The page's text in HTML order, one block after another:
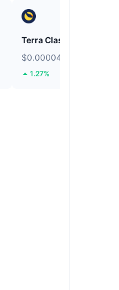
Terra Classic
$0.00004973
1.27%